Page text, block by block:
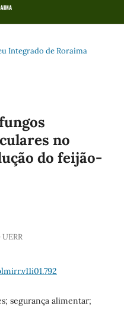
Integrado de Roraima
no
do feijão-
segurança alimentar;